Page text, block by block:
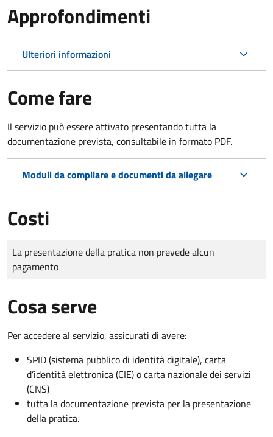
Approfondimenti
Ulteriori informazioni
Come fare
Il servizio può essere attivato presentando tutta la
documentazione prevista, consultabile in formato PDF.
Moduli da compilare e documenti da allegare
Costi
Tipo di pagamento
Importo
La presentazione della pratica non prevede alcun
pagamento
Cosa serve
Per accedere al servizio, assicurati di avere:
SPID (sistema pubblico di identità digitale), carta
d’identità elettronica (CIE) o carta nazionale dei servizi
(CNS)
tutta la documentazione prevista per la presentazione
della pratica.